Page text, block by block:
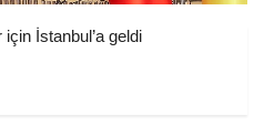
İstanbul’a geldi